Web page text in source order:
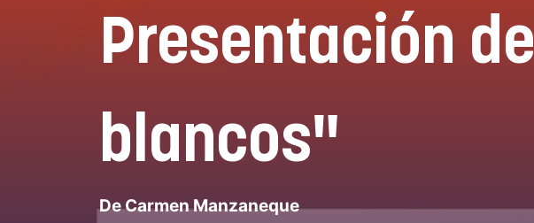
Presentación
blancos"
De Carmen Manzaneque